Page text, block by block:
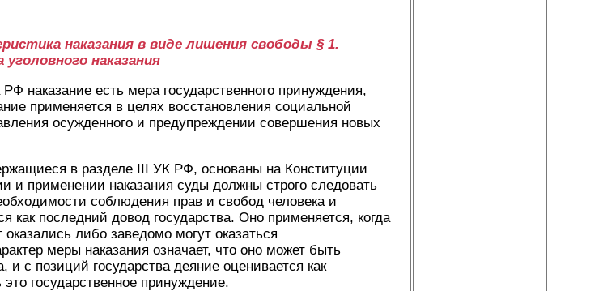
наказания в виде лишения свободы § 1.
наказания
наказание есть мера государственного принуждения,
применяется в целях восстановления социальной
осужденного и предупреждении совершения новых
в разделе III УК РФ, основаны на Конституции
и применении наказания суды должны строго следовать
соблюдения прав и свобод человека и
как последний довод государства. Оно применяется, когда
либо заведомо могут оказаться
меры наказания означает, что оно может быть
и с позиций государства деяние оценивается как
государственное принуждение.